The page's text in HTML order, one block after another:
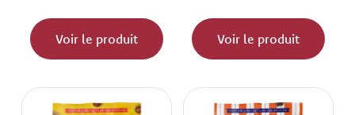
Voir le produit Voir le produit